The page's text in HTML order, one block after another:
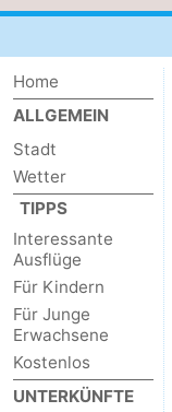
Home
ALLGEMEIN
Stadt
Wetter
TIPPS
Interessante
Ausflüge
Für Kindern
Für Junge
Erwachsene
Kostenlos
UNTERKÜNFTE